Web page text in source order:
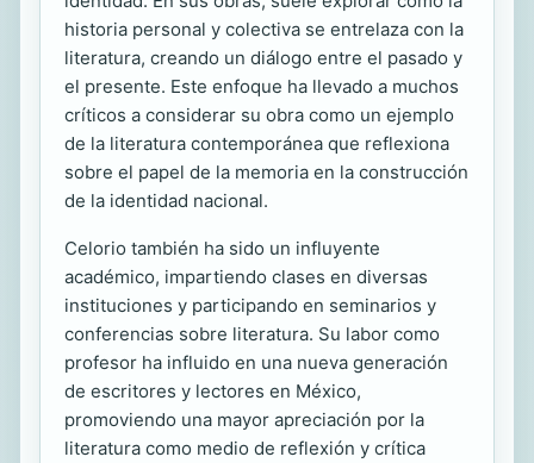
historia personal y colectiva se entrelaza con la
literatura, creando un diálogo entre el pasado y
el presente. Este enfoque ha llevado a muchos
críticos a considerar su obra como un ejemplo
de la literatura contemporánea que reflexiona
sobre el papel de la memoria en la construcción
de la identidad nacional.
Celorio también ha sido un influyente
académico, impartiendo clases en diversas
instituciones y participando en seminarios y
conferencias sobre literatura. Su labor como
profesor ha influido en una nueva generación
de escritores y lectores en México,
promoviendo una mayor apreciación por la
literatura como medio de reflexión y crítica